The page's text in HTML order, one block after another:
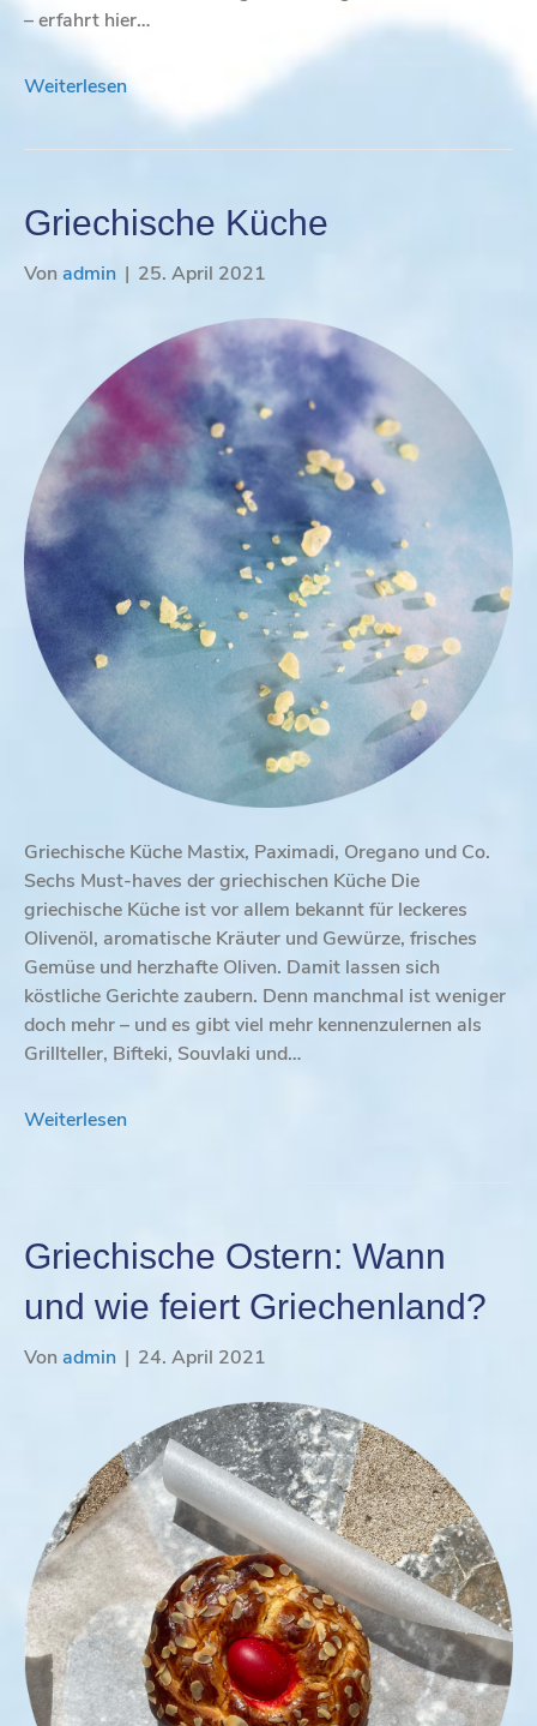
– erfahrt hier…
Weiterlesen
Griechische Küche
Von admin | 25. April 2021
Griechische Küche Mastix, Paximadi, Oregano und Co.
Sechs Must-haves der griechischen Küche Die
griechische Küche ist vor allem bekannt für leckeres
Olivenöl, aromatische Kräuter und Gewürze, frisches
Gemüse und herzhafte Oliven. Damit lassen sich
köstliche Gerichte zaubern. Denn manchmal ist weniger
doch mehr – und es gibt viel mehr kennenzulernen als
Grillteller, Bifteki, Souvlaki und…
Weiterlesen
Griechische Ostern: Wann
und wie feiert Griechenland?
Von admin | 24. April 2021